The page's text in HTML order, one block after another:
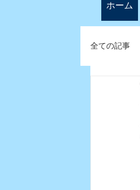
ホーム
全ての記事